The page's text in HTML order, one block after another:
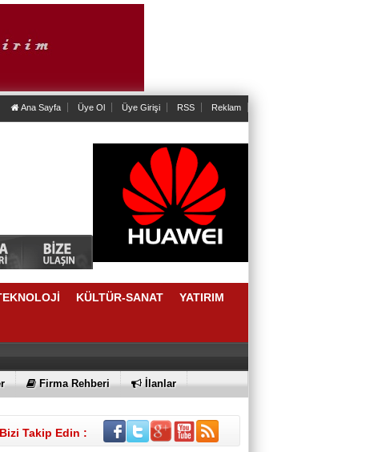
Ana Sayfa Üye Ol Üye Girişi RSS Reklam
KÜLTÜR-SANAT YATIRIM
Firma Rehberi İlanlar
Bizi Takip Edin :